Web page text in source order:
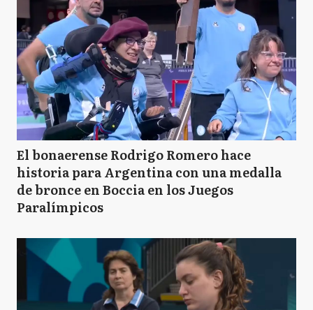
El bonaerense Rodrigo Romero hace
historia para Argentina con una medalla
de bronce en Boccia en los Juegos
Paralímpicos